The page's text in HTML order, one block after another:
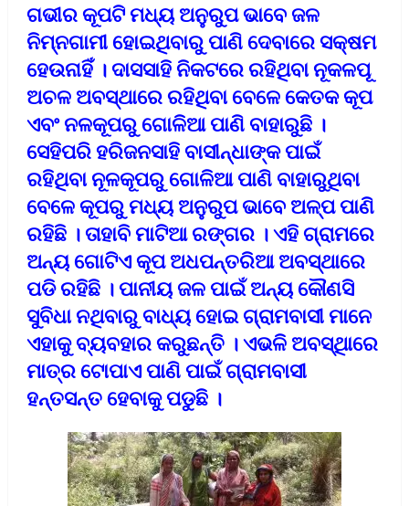
ଗଭୀର କୂପଟି ମଧ୍ୟ ଅନୁରୁପ ଭାବେ ଜଳ
ନିମ୍ନଗାମୀ ହୋଇଥିବାରୁ ପାଣି ଦେବାରେ ସକ୍ଷମ
ହେଉନାହିଁ । ଦାସସାହି ନିକଟରେ ରହିଥିବା ନୂକଳପୂ
ଅଚଳ ଅବସ୍ଥାରେ ରହିଥିବା ବେଳେ କେତକ କୂପ
ଏବଂ ନଳକୂପରୁ ଗୋଳିଆ ପାଣି ବାହାରୁଛି ।
ସେହିପରି ହରିଜନସାହି ବାସୀନ୍ଧାଙ୍କ ପାଇଁ
ରହିଥିବା ନୂଳକୂପରୁ ଗୋଳିଆ ପାଣି ବାହାରୁଥିବା
ବେଳେ କୂପରୁ ମଧ୍ୟ ଅନୁରୁପ ଭାବେ ଅଳ୍ପ ପାଣି
ରହିଛି । ତାହାବି ମାଟିଆ ରଙ୍ଗର । ଏହି ଗ୍ରାମରେ
ଅନ୍ୟ ଗୋଟିଏ କୂପ ଅଧପନ୍ତରିଆ ଅବସ୍ଥାରେ
ପଡି ରହିଛି । ପାନୀୟ ଜଳ ପାଇଁ ଅନ୍ୟ କୌଣସି
ସୁବିଧା ନଥିବାରୁ ବାଧ୍ୟ ହୋଇ ଗ୍ରାମବାସୀ ମାନେ
ଏହାକୁ ବ୍ୟବହାର କରୁଛନ୍ତି । ଏଭଳି ଅବସ୍ଥିାରେ
ମାତ୍ର ଟୋପାଏ ପାଣି ପାଇଁ ଗ୍ରାମବାସୀ
ହନ୍ତସନ୍ତ ହେବାକୁ ପଡୁଛି ।